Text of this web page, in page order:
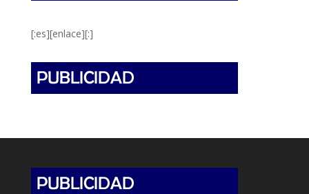
[:es][enlace][:]